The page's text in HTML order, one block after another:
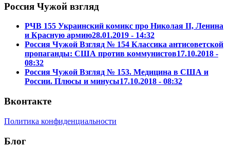
Россия Чужой взгляд
РЧВ 155 Украинский комикс про Николая II, Ленина
и Красную армию28.01.2019 - 14:32
Россия Чужой Взгляд № 154 Классика антисоветской
пропаганды: США против коммунистов17.10.2018 -
08:32
Россия Чужой Взгляд № 153. Медицина в США и
России. Плюсы и минусы17.10.2018 - 08:32
Вконтакте
Политика конфиденциальности
Блог